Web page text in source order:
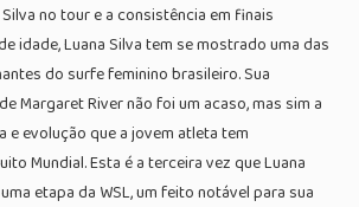
no tour e a consistência em finais
idade, Luana Silva tem se mostrado uma das
do surfe feminino brasileiro. Sua
Margaret River não foi um acaso, mas sim a
e evolução que a jovem atleta tem
Mundial. Esta é a terceira vez que Luana
etapa da WSL, um feito notável para sua